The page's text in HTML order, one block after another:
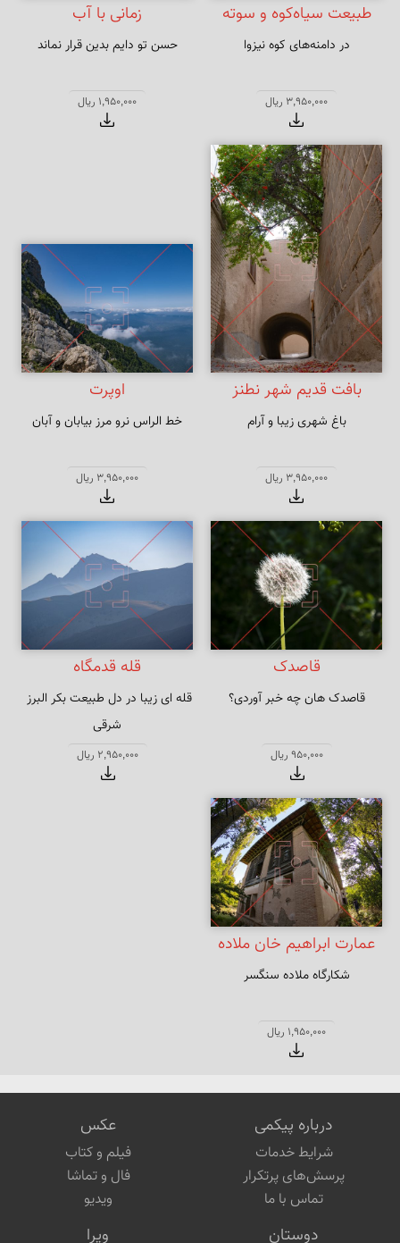
طبیعت سیاه‌کوه و سوته
در دامنه‌های کوه نیزوا
3,950,000 ریال
زمانی با آب
حسن تو دایم بدین قرار نماند
1,950,000 ریال
بافت قدیم شهر نطنز
باغ شهری زیبا و آرام
3,950,000 ریال
اوپرت
خط الراس نرو مرز بیابان و آبان
3,950,000 ریال
قاصدک
قاصدک هان چه خبر آوردی؟
950,000 ریال
قله قدمگاه
قله ای زیبا در دل طبیعت بکر البرز
شرقی
2,950,000 ریال
عمارت ابراهیم خان ملاده
شکارگاه ملاده سنگسر
1,950,000 ریال
درباره پیکمی
شرایط خدمات
پرسش‌های پرتکرار
تماس با ما
عکس
فیلم و کتاب
فال و تماشا
ویدیو
دوستان ویرا